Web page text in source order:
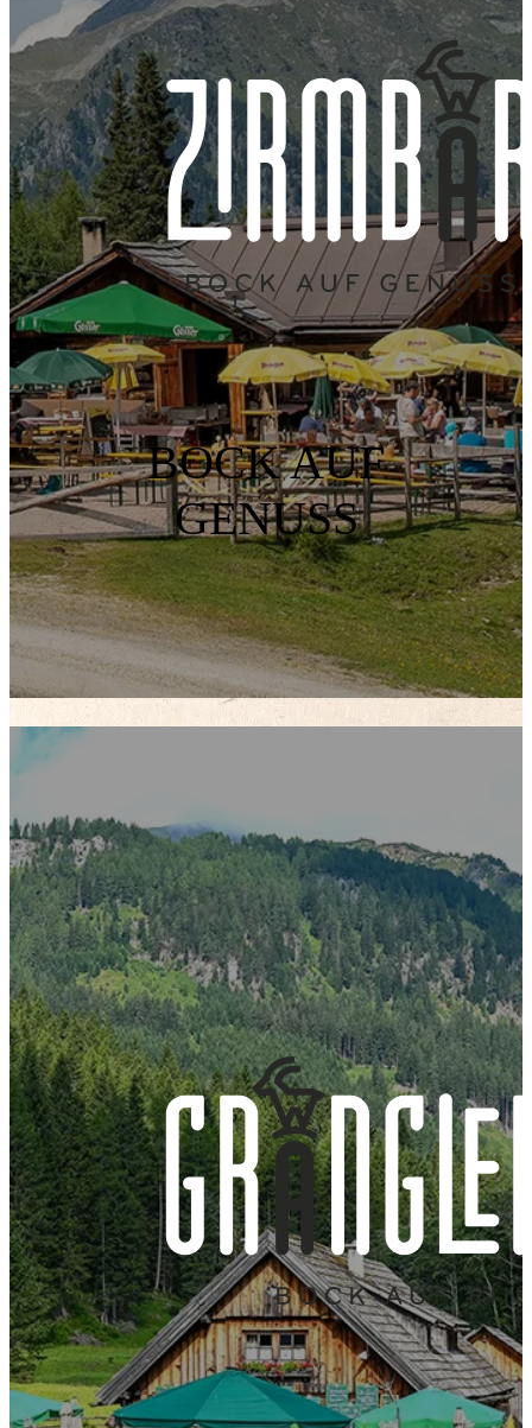
rustikale,
romantische
Almhütte auf
1.850 m
exklusive
Nutzung
3 Schlafzimmer
für bis zu 10
Personen
BOCK AUF
GENUSS
Hüttencharme
und gemütliche
Hüttenabende
Zirbenholz für
Behaglichkeit
und Wärme
regionale Küche
mit Produkten
aus eigener
Landwirtschaft